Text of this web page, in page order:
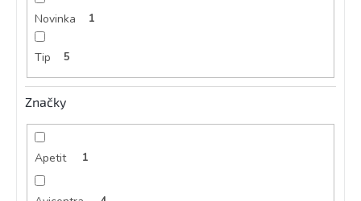
Novinka 1
Tip 5
Značky
Apetit 1